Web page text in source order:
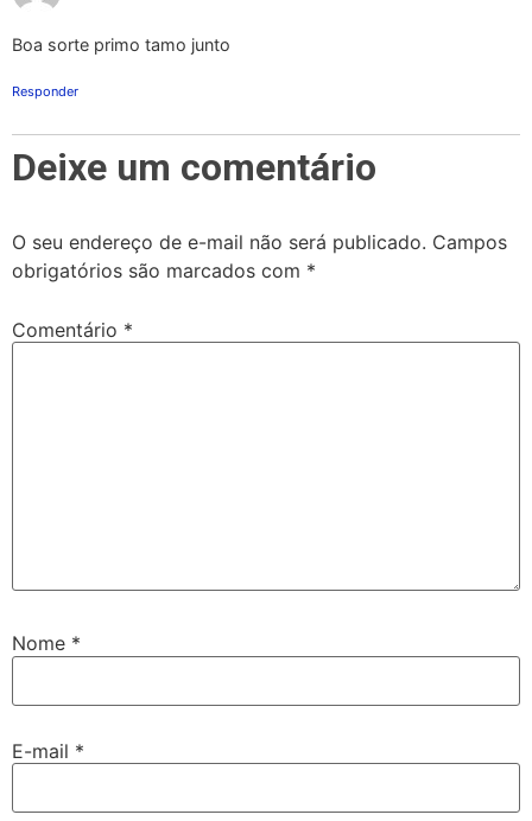
Boa sorte primo tamo junto
Responder
Deixe um comentário
O seu endereço de e-mail não será publicado. Campos
obrigatórios são marcados com *
Comentário *
Nome *
E-mail *